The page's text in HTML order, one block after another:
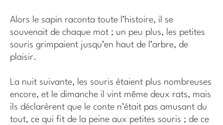
Alors le sapin raconta toute l’histoire, il se
souvenait de chaque mot ; un peu plus, les petites
souris grimpaient jusqu’en haut de l’arbre, de
plaisir.
La nuit suivante, les souris étaient plus nombreuses
encore, et le dimanche il vint même deux rats, mais
ils déclarèrent que le conte n’était pas amusant du
tout, ce qui fit de la peine aux petites souris ; de ce